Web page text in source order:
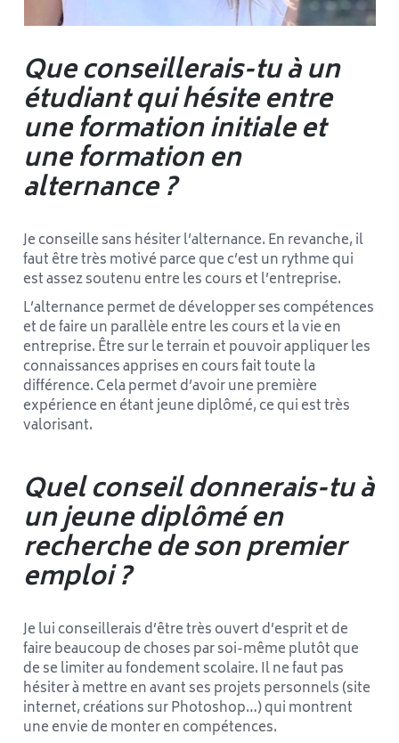
Que conseillerais-tu à un
étudiant qui hésite entre
une formation initiale et
une formation en
alternance ?
Je conseille sans hésiter l’alternance. En revanche, il
faut être très motivé parce que c’est un rythme qui
est assez soutenu entre les cours et l’entreprise.
L’alternance permet de développer ses compétences
et de faire un parallèle entre les cours et la vie en
entreprise. Être sur le terrain et pouvoir appliquer les
connaissances apprises en cours fait toute la
différence. Cela permet d’avoir une première
expérience en étant jeune diplômé, ce qui est très
valorisant.
Quel conseil donnerais-tu à
un jeune diplômé en
recherche de son premier
emploi ?
Je lui conseillerais d’être très ouvert d’esprit et de
faire beaucoup de choses par soi-même plutôt que
de se limiter au fondement scolaire. Il ne faut pas
hésiter à mettre en avant ses projets personnels (site
internet, créations sur Photoshop…) qui montrent
une envie de monter en compétences.